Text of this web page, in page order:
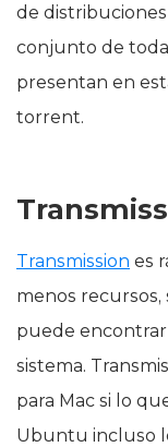
de
conjunto de
presentan en
torrent.
Transmission es
menos
puede encontrar
sistema.
para Mac si lo
Ubuntu incluso